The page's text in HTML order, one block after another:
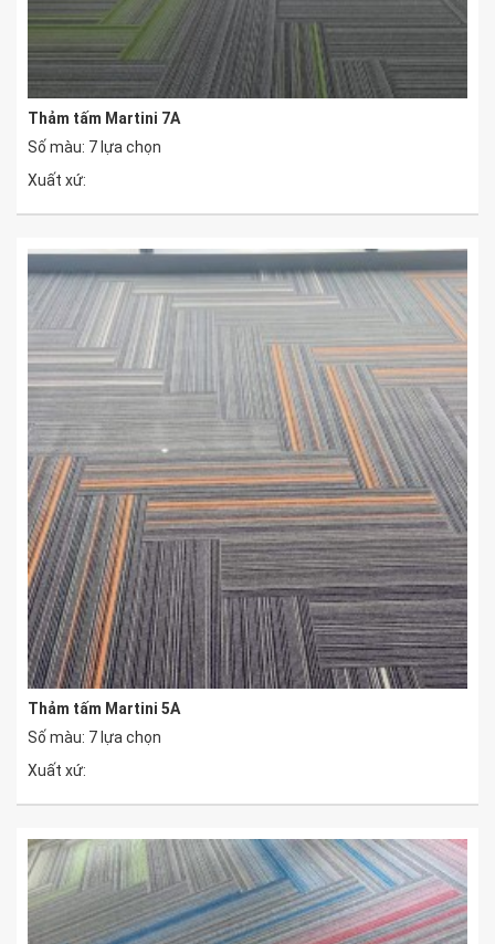
Thảm tấm Martini 7A
Số màu: 7 lựa chọn
Xuất xứ:
Thảm tấm Martini 5A
Số màu: 7 lựa chọn
Xuất xứ: